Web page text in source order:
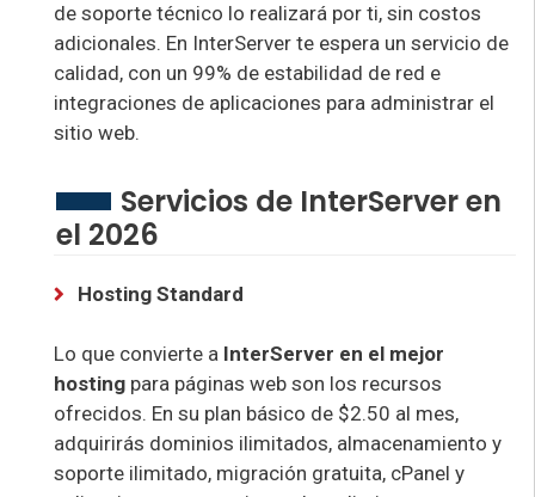
de soporte técnico lo realizará por ti, sin costos
adicionales. En InterServer te espera un servicio de
calidad, con un 99% de estabilidad de red e
integraciones de aplicaciones para administrar el
sitio web.
Servicios de InterServer en
el 2026
Hosting Standard
Lo que convierte a InterServer en el mejor
hosting para páginas web son los recursos
ofrecidos. En su plan básico de $2.50 al mes,
adquirirás dominios ilimitados, almacenamiento y
soporte ilimitado, migración gratuita, cPanel y